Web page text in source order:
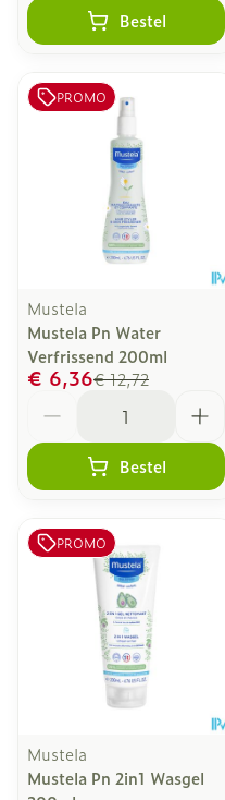
Bestel
PROMO
Mustela
Mustela Pn Water
Verfrissend 200ml
€ 12,72
€ 6,36
Bestel
PROMO
Mustela
Mustela Pn 2in1 Wasgel